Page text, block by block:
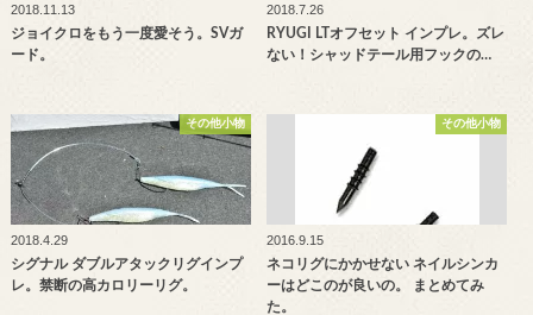
2018.11.13
ジョイクロをもう一度愛そう。SVガ
ード。
2018.7.26
RYUGI LTオフセット インプレ。ズレ
ない！シャッドテール用フックの…
その他小物
2018.4.29
シグナル ダブルアタックリグインプ
レ。禁断の高カロリーリグ。
その他小物
2016.9.15
ネコリグにかかせない ネイルシンカ
ーはどこのが良いの。 まとめてみ
た。